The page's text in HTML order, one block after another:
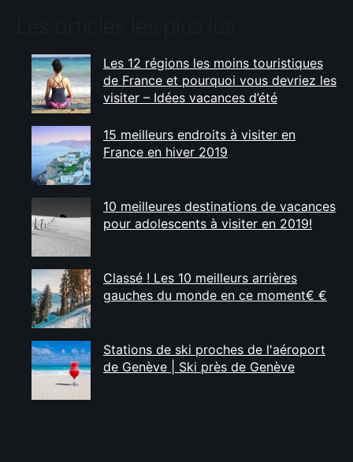
Les 12 régions les moins touristiques
de France et pourquoi vous devriez les
visiter – Idées vacances d’été
15 meilleurs endroits à visiter en
France en hiver 2019
10 meilleures destinations de vacances
pour adolescents à visiter en 2019!
Classé ! Les 10 meilleurs arrières
gauches du monde en ce moment€ €
Stations de ski proches de l'aéroport
de Genève | Ski près de Genève